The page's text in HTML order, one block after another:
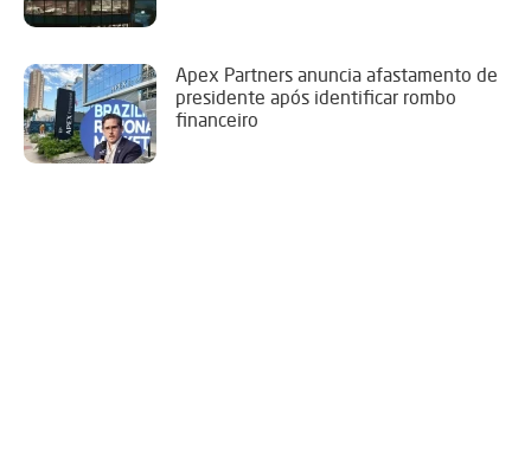
Apex Partners anuncia afastamento de
presidente após identificar rombo
financeiro